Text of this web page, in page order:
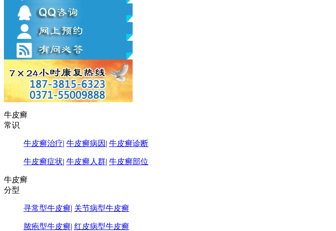
牛皮癣
常识
牛皮癣治疗| 牛皮癣病因 | 牛皮癣诊断
牛皮癣症状| 牛皮癣人群| 牛皮癣部位
牛皮癣
分型
寻常型牛皮癣| 关节病型牛皮癣
脓疱型牛皮癣| 红皮病型牛皮癣